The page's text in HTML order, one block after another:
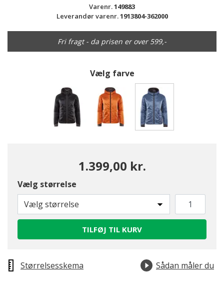
Varenr.149883
Leverandør varenr.1913804-362000
Fri fragt - da prisen er over 599,-
Vælg farve
1.399,00 kr.
Vælg størrelse
Vælg størrelse
TILFØJ TIL KURV
Størrelsesskema
Sådan måler du